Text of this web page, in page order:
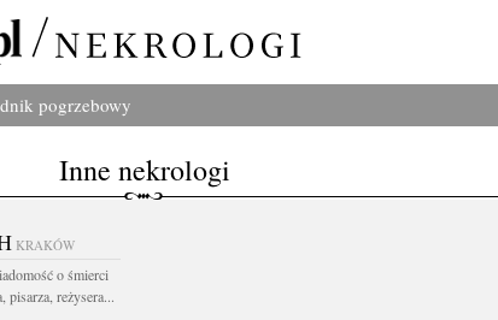
pogrzebowy
Inne nekrologi
KRAKÓW
o śmierci
pisarza, reżysera...